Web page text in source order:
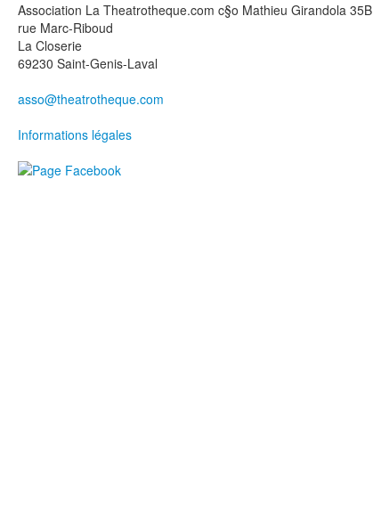
Association La Theatrotheque.com c§o Mathieu Girandola 35B
rue Marc-Riboud
La Closerie
69230 Saint-Genis-Laval
asso@theatrotheque.com
Informations légales